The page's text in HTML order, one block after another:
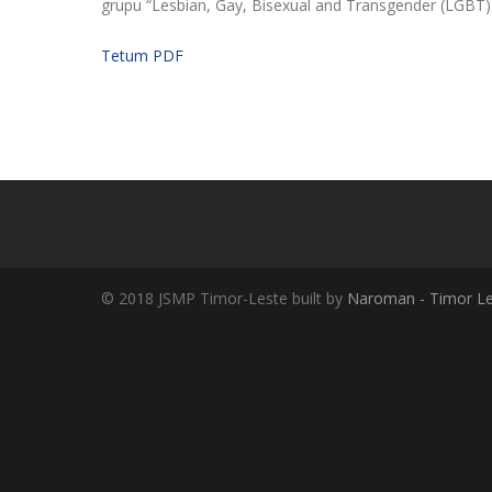
grupu “Lesbian, Gay, Bisexual and Transgender
Tetum PDF
© 2018 JSMP Timor-Leste built by Naroman - Timor